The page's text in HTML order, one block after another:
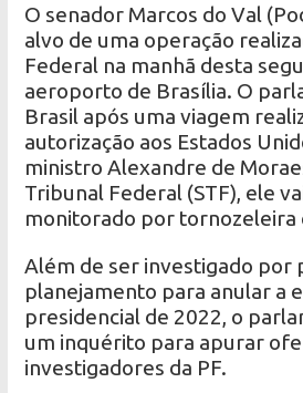
O senador Marcos do Val
alvo de uma operação
Federal na manhã desta
aeroporto de Brasília. O
Brasil após uma viagem
autorização aos Estados
ministro Alexandre de
Tribunal Federal (STF), ele
monitorado por tornozeleira
Além de ser investigado por
planejamento para anular a
presidencial de 2022, o
um inquérito para apurar
investigadores da PF.